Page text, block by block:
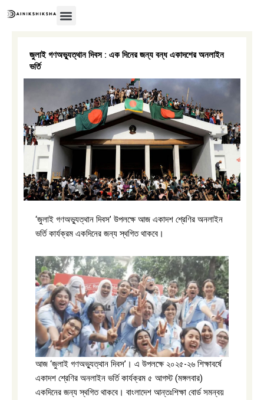
to
জুলাই গণঅভ্যুত্থান দিবস : এক দিনের জন্য বন্ধ একাদশের অনলাইন
ভর্তি
‘জুলাই গণঅভ্যুত্থান দিবস’ উপলক্ষে আজ একাদশ শ্রেণির অনলাইন
ভর্তি কার্যক্রম একদিনের জন্য স্থগিত থাকবে।
আজ ‘জুলাই গণঅভ্যুত্থান দিবস’। এ উপলক্ষে ২০২৫-২৬ শিক্ষাবর্ষে
একাদশ শ্রেণির অনলাইন ভর্তি কার্যক্রম ৫ আগস্ট (মঙ্গলবার)
একদিনের জন্য স্থগিত থাকবে। বাংলাদেশ আন্তঃশিক্ষা বোর্ড সমন্বয়